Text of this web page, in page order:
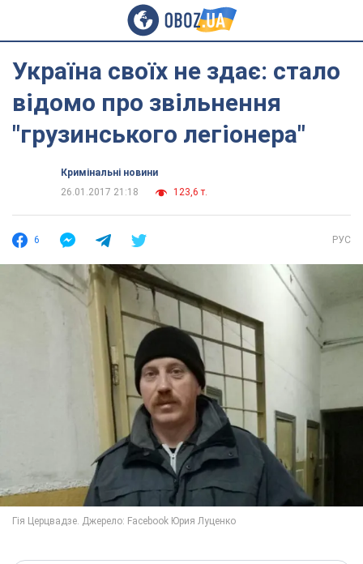
Україна своїх не здає: стало
відомо про звільнення
"грузинського легіонера"
Кримінальні новини
26.01.2017 21:18
123,6 т.
6 РУС